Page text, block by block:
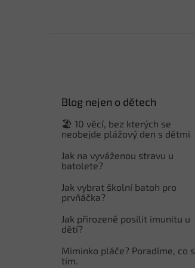
Blog nejen o dětech
🏖️ 10 věcí, bez kterých se
neobejde plážový den s dětmi
Jak na vyváženou stravu u
batolete?
Jak vybrat školní batoh pro
prvňáčka?
Jak přirozeně posílit imunitu u
dětí?
Miminko pláče? Poradíme, co s
tím.